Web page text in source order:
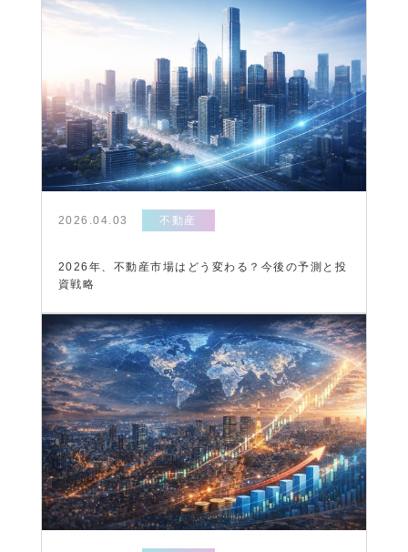
2026.04.03 不動産
2026年、不動産市場はどう変わる？今後の予測と投
資戦略